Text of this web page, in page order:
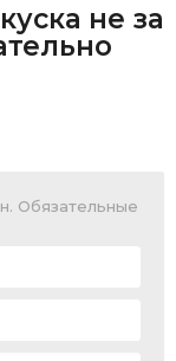
не за
Обязательные